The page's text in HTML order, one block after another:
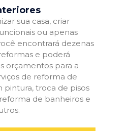
sua casa, criar
ou apenas
encontrará dezenas
e poderá
orçamentos para a
de reforma de
pintura, troca de pisos
de banheiros e